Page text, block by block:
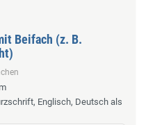
Beifach (z. B.
Englisch, Deutsch als